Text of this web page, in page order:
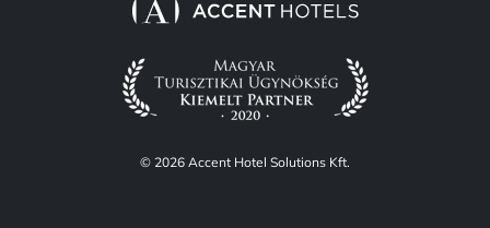
© 2026 Accent Hotel Solutions Kft.